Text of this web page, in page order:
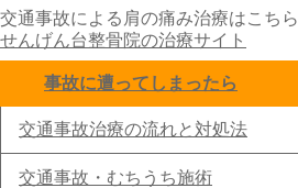
交通事故による肩の痛み治療はこちら
せんげん台整骨院の治療サイト
事故に遭ってしまったら
交通事故治療の流れと対処法
交通事故・むちうち施術